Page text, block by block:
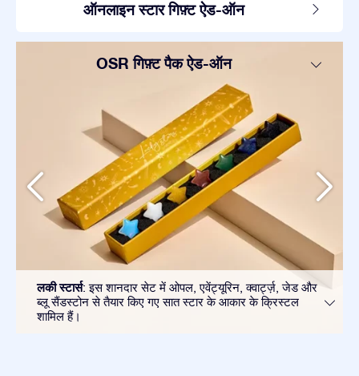
ऑनलाइन स्टार गिफ़्ट ऐड-ऑन
OSR गिफ़्ट पैक ऐड-ऑन
लकी स्टार्स: इस शानदार सेट में ओपल, एवेंट्यूरिन, क्वार्ट्ज़, जेड और
ब्लू सैंडस्टोन से तैयार किए गए सात स्टार के आकार के क्रिस्टल
शामिल हैं।